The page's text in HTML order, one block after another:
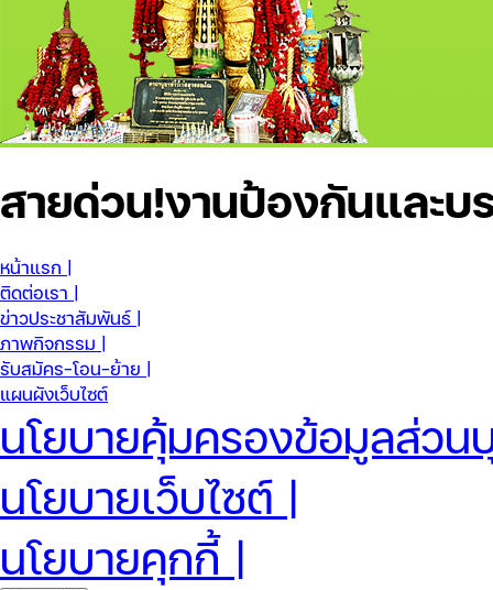
สายด่วน!งานป้องกันและบ
หน้าแรก |
ติดต่อเรา |
ข่าวประชาสัมพันธ์ |
ภาพกิจกรรม |
รับสมัคร-โอน-ย้าย |
แผนผังเว็บไซต์
นโยบายคุ้มครองข้อมูลส่วน
นโยบายเว็บไซต์ |
นโยบายคุกกี้ |